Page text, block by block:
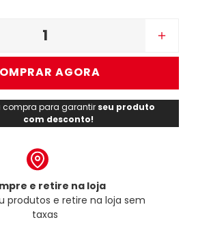
＋
AGORA
compra para garantir seu produto
com desconto!
e retire na loja
produtos e retire na loja sem
taxas